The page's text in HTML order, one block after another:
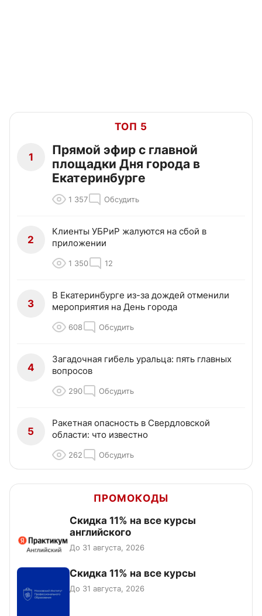
ТОП 5
1
Прямой эфир с главной
площадки Дня города в
Екатеринбурге
1 357 Обсудить
2
Клиенты УБРиР жалуются на сбой в
приложении
1 350 12
3
В Екатеринбурге из-за дождей отменили
мероприятия на День города
608 Обсудить
4
Загадочная гибель уральца: пять главных
вопросов
290 Обсудить
5
Ракетная опасность в Свердловской
области: что известно
262 Обсудить
ПРОМОКОДЫ
Скидка 11% на все курсы
английского
До 31 августа, 2026
Скидка 11% на все курсы
До 31 августа, 2026